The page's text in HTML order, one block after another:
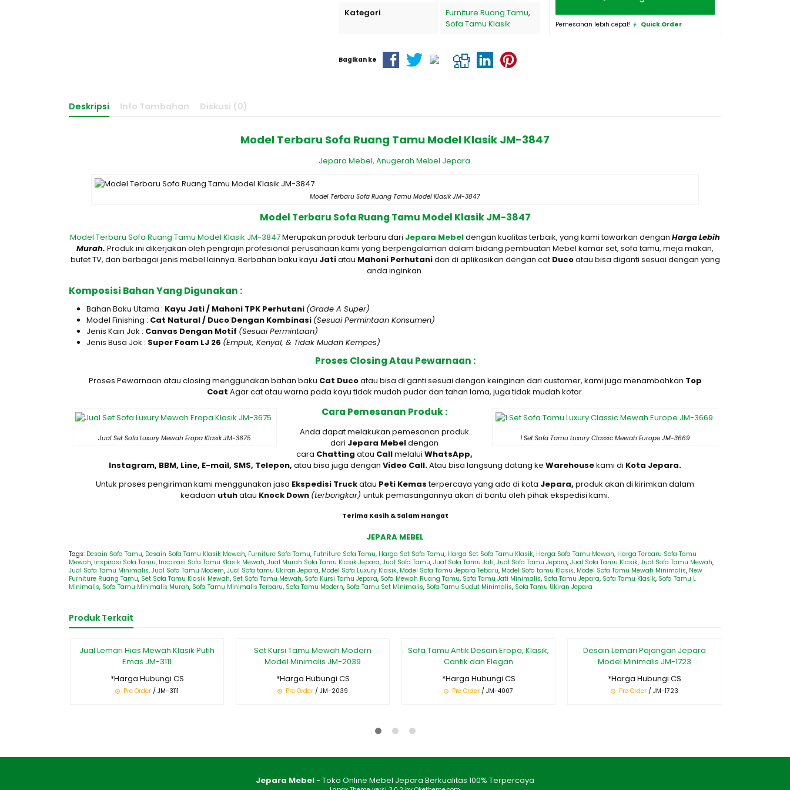
Kategori
Furniture Ruang Tamu,
Sofa Tamu Klasik
Pemesanan lebih cepat! Quick Order
Bagikan ke
Deskripsi Info Tambahan Diskusi (0)
Model Terbaru Sofa Ruang Tamu Model Klasik JM-3847
Jepara Mebel, Anugerah Mebel Jepara.
Model Terbaru Sofa Ruang Tamu Model Klasik JM-3847
Model Terbaru Sofa Ruang Tamu Model Klasik JM-3847
Model Terbaru Sofa Ruang Tamu Model Klasik JM-3847Merupakan produk terbaru dari Jepara Mebeldengan kualitas terbaik, yang kami tawarkan dengan Harga Lebih
Murah. Produk ini dikerjakan oleh pengrajin profesional perusahaan kami yang berpengalaman dalam bidang pembuatan Mebel kamar set, sofa tamu, meja makan,
bufet TV, dan berbagai jenis mebel lainnya. Berbahan baku kayu Jatiatau Mahoni Perhutanidan di aplikasikan dengan cat Ducoatau bisa diganti sesuai dengan yang
anda inginkan.
Komposisi Bahan Yang Digunakan :
Bahan Baku Utama : Kayu Jati / Mahoni TPK Perhutani (Grade A Super)
Model Finishing : Cat Natural / Duco Dengan Kombinasi (Sesuai Permintaan Konsumen)
Jenis Kain Jok : Canvas Dengan Motif (Sesuai Permintaan)
Jenis Busa Jok : Super Foam LJ 26 (Empuk, Kenyal, & Tidak Mudah Kempes)
Proses Closing Atau Pewarnaan :
Proses Pewarnaan atau closing menggunakan bahan baku Cat Ducoatau bisa di ganti sesuai dengan keinginan dari customer, kami juga menambahkan Top
Coat Agar cat atau warna pada kayu tidak mudah pudar dan tahan lama, juga tidak mudah kotor.
Jual Set Sofa Luxury Mewah Eropa Klasik JM-3675 1 Set Sofa Tamu Luxury Classic Mewah Europe JM-3669
Cara Pemesanan Produk :
Anda dapat melakukan pemesanan produk
dari Jepara Mebeldengan
cara Chatting atau Callmelalui WhatsApp,
Instagram, BBM, Line, E-mail, SMS, Telepon, atau bisa juga dengan Video Call.Atau bisa langsung datang ke Warehousekami di Kota Jepara.
Untuk proses pengiriman kami menggunakan jasa Ekspedisi Truckatau Peti Kemasterpercaya yang ada di kota Jepara, produk akan di kirimkan dalam
keadaan utuhatau Knock Down (terbongkar) untuk pemasangannya akan di bantu oleh pihak ekspedisi kami.
Terima Kasih & Salam Hangat
JEPARA MEBEL
Tags: Desain Sofa Tamu, Desain Sofa Tamu Klasik Mewah, Furniture Sofa Tamu, Futniture Sofa Tamu, Harga Set Sofa Tamu, Harga Set Sofa Tamu Klasik, Harga Sofa Tamu Mewah, Harga Terbaru Sofa Tamu
Mewah, Inspirasi Sofa Tamu, Inspirasi Sofa Tamu Klasik Mewah, Jual Murah Sofa Tamu Klasik Jepara, Jual Sofa Tamu, Jual Sofa Tamu Jati, Jual Sofa Tamu Jepara, Jual Sofa Tamu Klasik, Jual Sofa Tamu Mewah,
Jual Sofa Tamu Minimalis, Jual Sofa Tamu Modern, Jual Sofa tamu Ukiran Jepara, Model Sofa Luxury Klasik, Model Sofa Tamu Jepara Tebaru, Model Sofa tamu Klasik, Model Sofa Tamu Mewah Minimalis, New
Furniture Ruang Tamu, Set Sofa Tamu Klasik Mewah, Set Sofa Tamu Mewah, Sofa Kursi Tamu Jepara, Sofa Mewah Ruang Tamu, Sofa Tamu Jati Minimalis, Sofa Tamu Jepara, Sofa Tamu Klasik, Sofa Tamu L
Minimalis, Sofa Tamu Minimalis Murah, Sofa Tamu Minimalis Terbaru, Sofa Tamu Modern, Sofa Tamu Set Minimalis, Sofa Tamu Sudut Minimalis, Sofa Tamu Ukiran Jepara
Produk Terkait
Jual Lemari Hias Mewah Klasik Putih
Emas JM-3111
*Harga Hubungi CS
Pre Order / JM-3111
Set Kursi Tamu Mewah Modern
Model Minimalis JM-2039
*Harga Hubungi CS
Pre Order / JM-2039
Sofa Tamu Antik Desain Eropa, Klasik,
Cantik dan Elegan
*Harga Hubungi CS
Pre Order / JM-4007
Desain Lemari Pajangan Jepara
Model Minimalis JM-1723
*Harga Hubungi CS
Pre Order/ JM-1723
Jepara Mebel- Toko Online Mebel Jepara Berkualitas 100% Terpercaya